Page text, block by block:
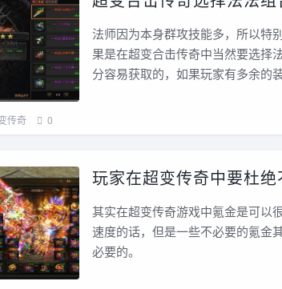
法师因为本身群攻技能多，所以特
果是在超变合击传奇中当然要选择
分容易获取的，如果玩家有多余的
传奇 0
玩家在超变传奇中要杜绝
其实在超变传奇游戏中氪金是可以
速度的话，但是一些不必要的氪金
必要的。